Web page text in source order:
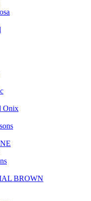
Onix
BROWN